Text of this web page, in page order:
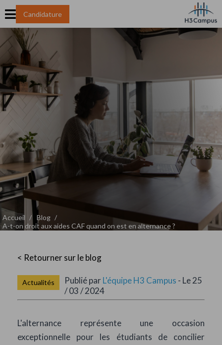
Candidature
Accueil
Blog
A-t-on droit aux aides CAF quand on est en alternance ?
< Retourner sur le blog
Actualités Publié parL'équipe H3 Campus - Le 25
/ 03 / 2024
L'alternance représente une occasion
exceptionnelle pour les étudiants de concilier